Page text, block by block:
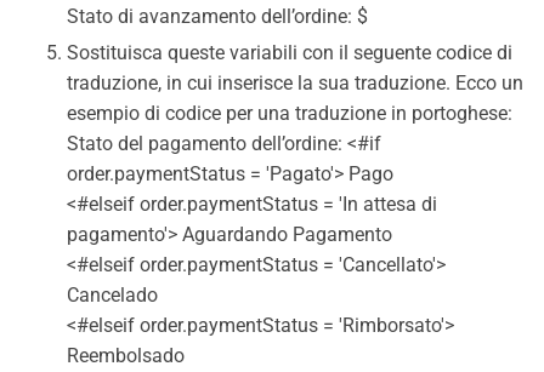
Stato di avanzamento dell’ordine: $
Sostituisca queste variabili con il seguente codice di
traduzione, in cui inserisce la sua traduzione. Ecco un
esempio di codice per una traduzione in portoghese:
Stato del pagamento dell’ordine: <#if
order.paymentStatus = 'Pagato'> Pago
<#elseif order.paymentStatus = 'In attesa di
pagamento'> Aguardando Pagamento
<#elseif order.paymentStatus = 'Cancellato'>
Cancelado
<#elseif order.paymentStatus = 'Rimborsato'>
Reembolsado